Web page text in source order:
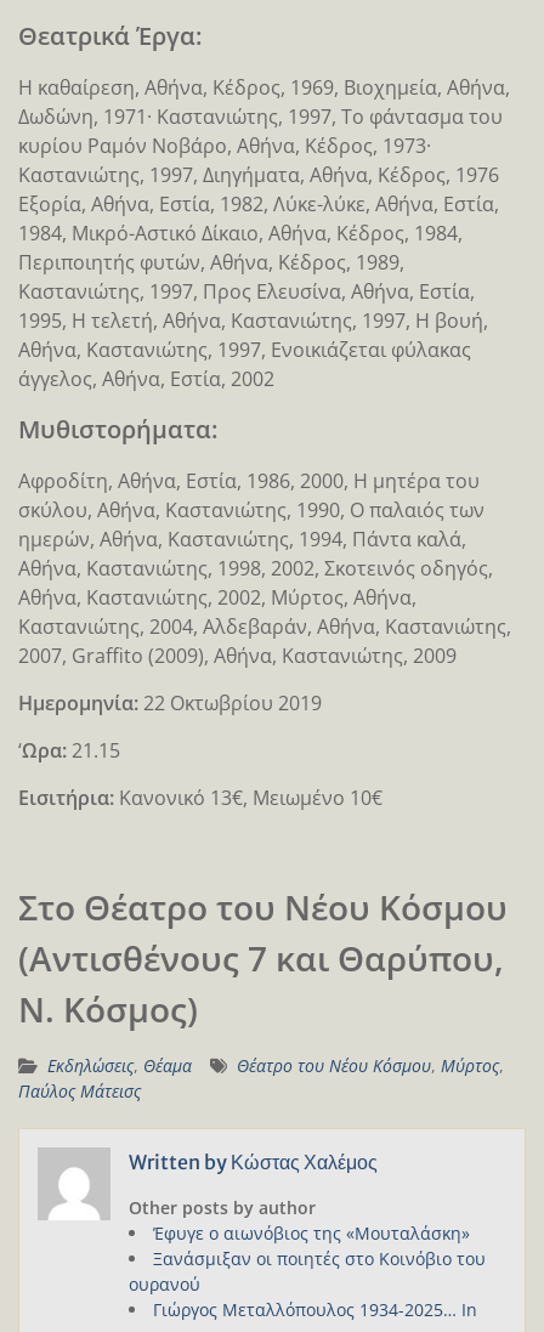
Θεατρικά Έργα:
Η καθαίρεση, Αθήνα, Κέδρος, 1969, Βιοχημεία, Αθήνα,
Δωδώνη, 1971· Καστανιώτης, 1997, Το φάντασμα του
κυρίου Ραμόν Νοβάρο, Αθήνα, Κέδρος, 1973·
Καστανιώτης, 1997, Διηγήματα, Αθήνα, Κέδρος, 1976
Εξορία, Αθήνα, Εστία, 1982, Λύκε-λύκε, Αθήνα, Εστία,
1984, Μικρό-Αστικό Δίκαιο, Αθήνα, Κέδρος, 1984,
Περιποιητής φυτών, Αθήνα, Κέδρος, 1989,
Καστανιώτης, 1997, Προς Ελευσίνα, Αθήνα, Εστία,
1995, Η τελετή, Αθήνα, Καστανιώτης, 1997, Η βουή,
Αθήνα, Καστανιώτης, 1997, Ενοικιάζεται φύλακας
άγγελος, Αθήνα, Εστία, 2002
Μυθιστορήματα:
Αφροδίτη, Αθήνα, Εστία, 1986, 2000, Η μητέρα του
σκύλου, Αθήνα, Καστανιώτης, 1990, Ο παλαιός των
ημερών, Αθήνα, Καστανιώτης, 1994, Πάντα καλά,
Αθήνα, Καστανιώτης, 1998, 2002, Σκοτεινός οδηγός,
Αθήνα, Καστανιώτης, 2002, Μύρτος, Αθήνα,
Καστανιώτης, 2004, Αλδεβαράν, Αθήνα, Καστανιώτης,
2007, Graffito (2009), Αθήνα, Καστανιώτης, 2009
Ημερομηνία:22 Οκτωβρίου 2019
‘Ωρα:21.15
Εισιτήρια: Κανονικό 13€, Μειωμένο 10€
Στο Θέατρο του Νέου Κόσμου
(Αντισθένους 7 και Θαρύπου,
Ν. Κόσμος)
Εκδηλώσεις, Θέαμα Θέατρο του Νέου Κόσμου, Μύρτος,
Παύλος Μάτεισς
Written by Κώστας Χαλέμος
Other posts by author
Έφυγε ο αιωνόβιος της «Μουταλάσκη»
Ξανάσμιξαν οι ποιητές στο Κοινόβιο του
ουρανού
Γιώργος Μεταλλόπουλος 1934-2025… In